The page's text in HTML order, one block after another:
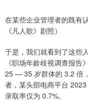
在某些企业管理者的既有
《凡人歌》剧照）
于是，我们就看到了这些
《职场年龄歧视调查报
25 — 35 岁群体的 3.2 倍
者，某头部电商平台
录取率仅为 0.7%。